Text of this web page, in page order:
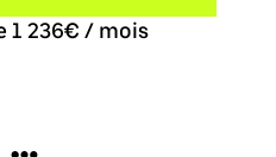
1 236€ / mois